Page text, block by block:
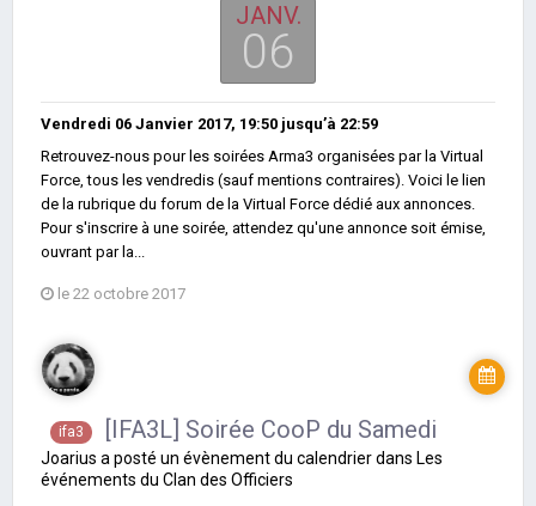
JANV.
06
Vendredi 06 Janvier 2017, 19:50 jusqu’à 22:59
Retrouvez-nous pour les soirées Arma3 organisées par la Virtual
Force, tous les vendredis (sauf mentions contraires). Voici le lien
de la rubrique du forum de la Virtual Force dédié aux annonces.
Pour s'inscrire à une soirée, attendez qu'une annonce soit émise,
ouvrant par la...
le 22 octobre 2017
ifa3 [IFA3L] Soirée CooP du Samedi
Joarius a posté un évènement du calendrier dans Les
événements du Clan des Officiers